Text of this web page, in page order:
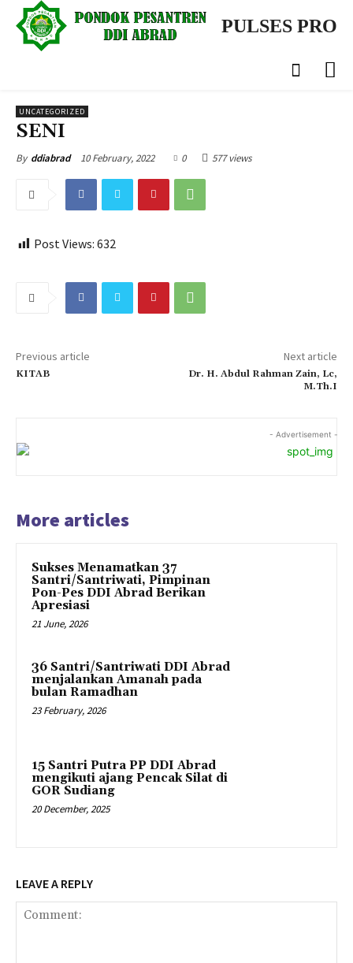
PULSES PRO
UNCATEGORIZED
SENI
By ddiabrad 10 February, 2022 0 577 views
Post Views: 632
Previous article
KITAB
Next article
Dr. H. Abdul Rahman Zain, Lc,
M.Th.I
- Advertisement -
More articles
Sukses Menamatkan 37
Santri/Santriwati, Pimpinan
Pon-Pes DDI Abrad Berikan
Apresiasi
21 June, 2026
36 Santri/Santriwati DDI Abrad
menjalankan Amanah pada
bulan Ramadhan
23 February, 2026
15 Santri Putra PP DDI Abrad
mengikuti ajang Pencak Silat di
GOR Sudiang
20 December, 2025
LEAVE A REPLY